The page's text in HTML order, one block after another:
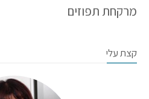
מרקחת תפוזים
קצת עלי